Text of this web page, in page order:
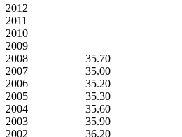
2012
2011
2010
2009
2008
35.70
2007
35.00
2006
35.20
2005
35.30
2004
35.60
2003
35.90
2002
36.20